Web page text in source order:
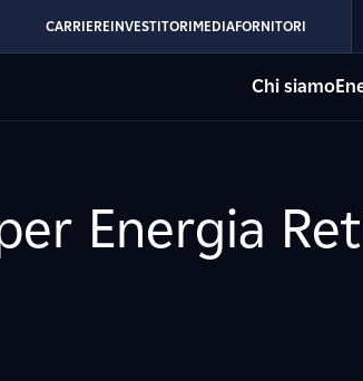
CARRIEREINVESTITORIMEDIAFORNITORI
Chi siamo
Energia